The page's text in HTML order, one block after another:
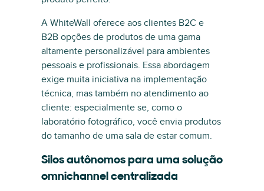
A WhiteWall oferece aos clientes B2C e
B2B opções de produtos de uma gama
altamente personalizável para ambientes
pessoais e profissionais. Essa abordagem
exige muita iniciativa na implementação
técnica, mas também no atendimento ao
cliente: especialmente se, como o
laboratório fotográfico, você envia produtos
do tamanho de uma sala de estar comum.
Silos autônomos para uma solução
omnichannel centralizada